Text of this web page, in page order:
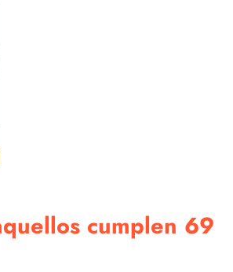
cumplen 69